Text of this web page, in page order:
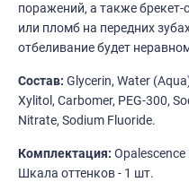
поражений, а также брекет-
или пломб на передних
отбеливание будет
Состав: Glycerin, Water
Xylitol, Carbomer, PEG-300,
Nitrate, Sodium Fluoride.
Комплектация:
Шкала оттенков - 1 шт.